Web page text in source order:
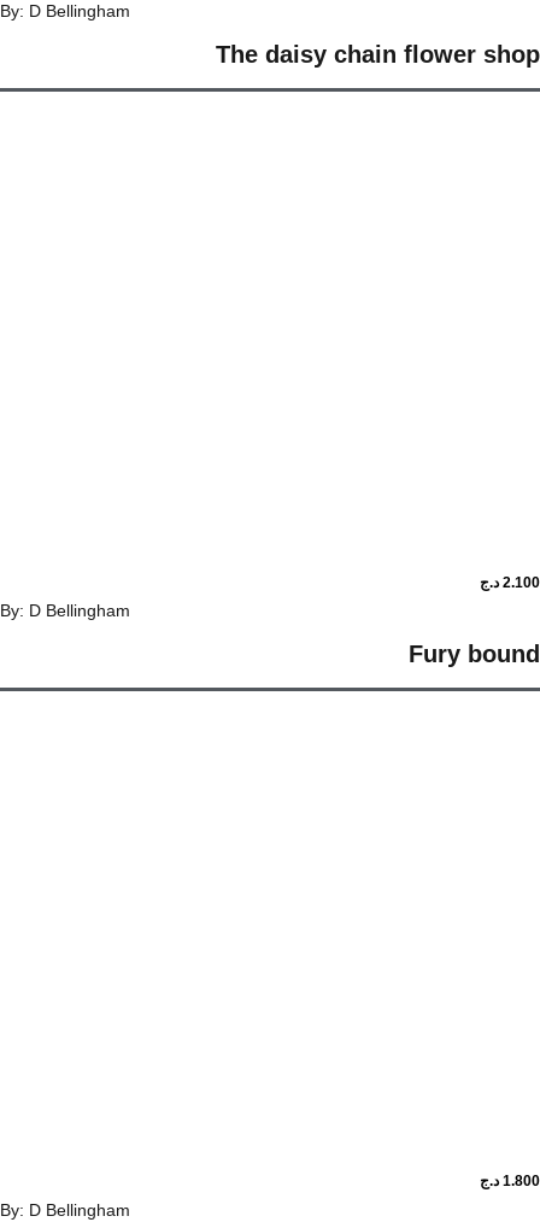
By: D Bellingham
The daisy chain flower
د.ج
By: D Bellingham
Fury
د.ج
By: D Bellingham